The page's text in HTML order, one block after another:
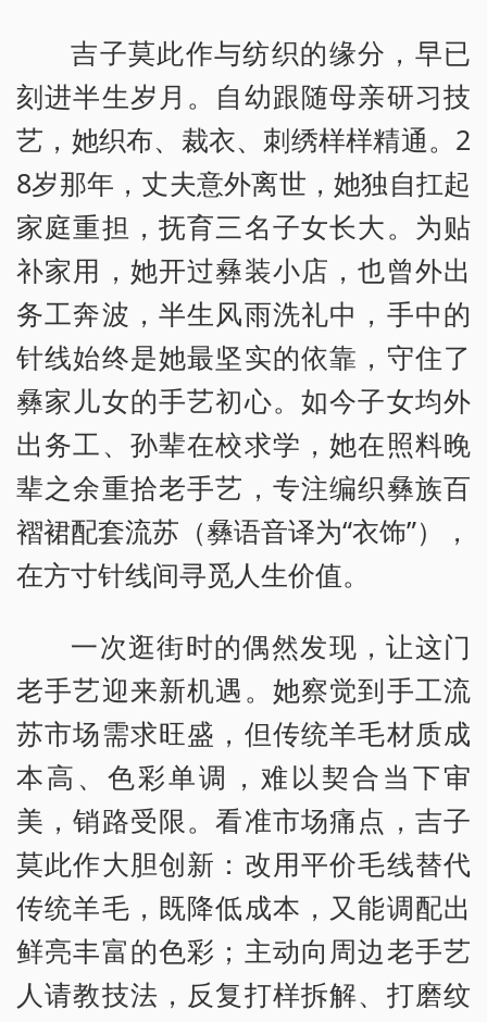
吉子莫此作与纺织的缘分，早已
刻进半生岁月。自幼跟随母亲研习技
艺，她织布、裁衣、刺绣样样精通。2
8岁那年，丈夫意外离世，她独自扛起
家庭重担，抚育三名子女长大。为贴
补家用，她开过彝装小店，也曾外出
务工奔波，半生风雨洗礼中，手中的
针线始终是她最坚实的依靠，守住了
彝家儿女的手艺初心。如今子女均外
出务工、孙辈在校求学，她在照料晚
辈之余重拾老手艺，专注编织彝族百
褶裙配套流苏（彝语音译为“衣饰”），
在方寸针线间寻觅人生价值。
一次逛街时的偶然发现，让这门
老手艺迎来新机遇。她察觉到手工流
苏市场需求旺盛，但传统羊毛材质成
本高、色彩单调，难以契合当下审
美，销路受限。看准市场痛点，吉子
莫此作大胆创新：改用平价毛线替代
传统羊毛，既降低成本，又能调配出
鲜亮丰富的色彩；主动向周边老手艺
人请教技法，反复打样拆解、打磨纹